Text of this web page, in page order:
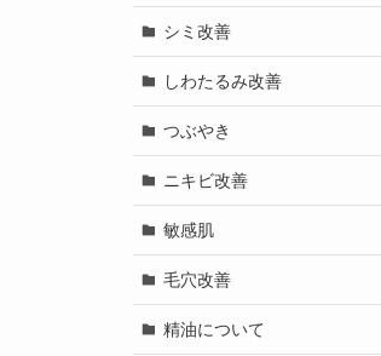
シミ改善
しわたるみ改善
つぶやき
ニキビ改善
敏感肌
毛穴改善
精油について